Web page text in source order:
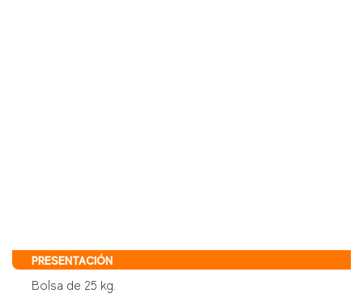
PRESENTACIÓN
Bolsa de 25 kg.